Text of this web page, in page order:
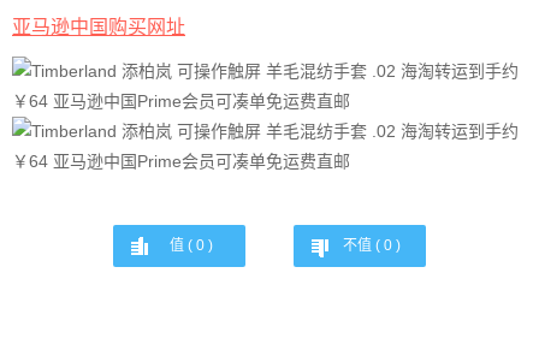
亚马逊中国购买网址
值 ( 0 ) 不值 ( 0 )